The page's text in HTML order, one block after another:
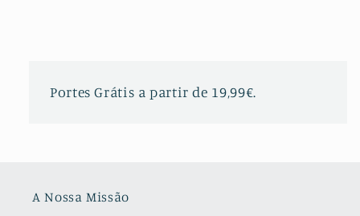
Portes Grátis a partir de 19,99€.
A Nossa Missão